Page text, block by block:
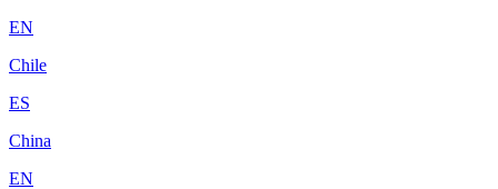
EN
Chile
ES
China
EN